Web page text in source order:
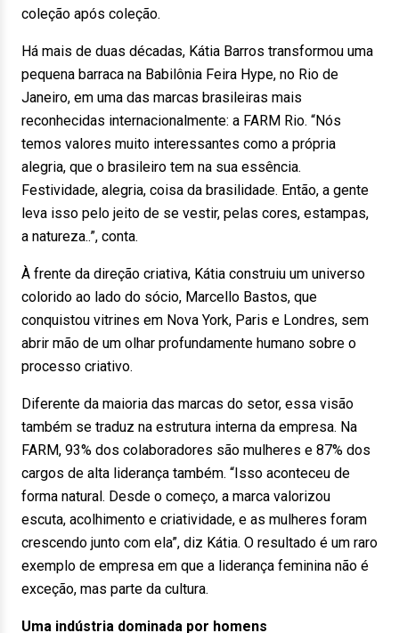
coleção após coleção.
Há mais de duas décadas, Kátia Barros transformou uma
pequena barraca na Babilônia Feira Hype, no Rio de
Janeiro, em uma das marcas brasileiras mais
reconhecidas internacionalmente: a FARM Rio. “Nós
temos valores muito interessantes como a própria
alegria, que o brasileiro tem na sua essência.
Festividade, alegria, coisa da brasilidade. Então, a gente
leva isso pelo jeito de se vestir, pelas cores, estampas,
a natureza..”, conta.
À frente da direção criativa, Kátia construiu um universo
colorido ao lado do sócio, Marcello Bastos, que
conquistou vitrines em Nova York, Paris e Londres, sem
abrir mão de um olhar profundamente humano sobre o
processo criativo.
Diferente da maioria das marcas do setor, essa visão
também se traduz na estrutura interna da empresa. Na
FARM, 93% dos colaboradores são mulheres e 87% dos
cargos de alta liderança também. “Isso aconteceu de
forma natural. Desde o começo, a marca valorizou
escuta, acolhimento e criatividade, e as mulheres foram
crescendo junto com ela”, diz Kátia. O resultado é um raro
exemplo de empresa em que a liderança feminina não é
exceção, mas parte da cultura.
Uma indústria dominada por homens